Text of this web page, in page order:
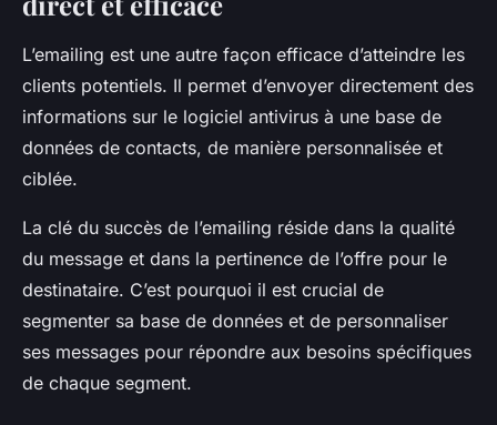
L’emailing est une autre façon efficace d’atteindre les
clients potentiels. Il permet d’envoyer directement des
informations sur le logiciel antivirus à une base de
données de contacts, de manière personnalisée et
ciblée.
La clé du succès de l’emailing réside dans la qualité
du message et dans la pertinence de l’offre pour le
destinataire. C’est pourquoi il est crucial de
segmenter sa base de données et de personnaliser
ses messages pour répondre aux besoins spécifiques
de chaque segment.